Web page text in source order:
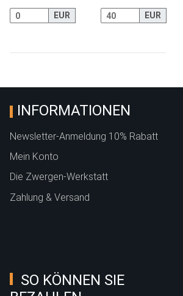
EUR EUR
INFORMATIONEN
Newsletter-Anmeldung 10% Rabatt
Mein Konto
Die Zwergen-Werkstatt
Zahlung & Versand
SO KÖNNEN SIE